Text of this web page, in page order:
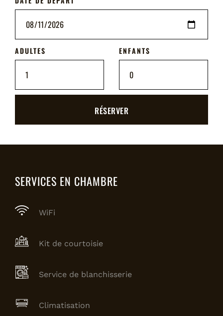
ADULTES ENFANTS
RÉSERVER
SERVICES EN CHAMBRE
WiFi
Kit de courtoisie
Service de blanchisserie
Climatisation